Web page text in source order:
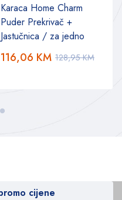
Karaca Home Charm
Puder Prekrivač +
Jastučnica / za jedno
128,95KM
116,06 KM
cijene